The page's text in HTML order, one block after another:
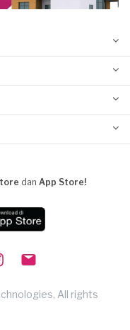
dan App Store!
All rights